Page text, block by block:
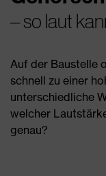
– so laut
Auf der Baustelle
schnell zu einer
unterschiedliche
welcher
genau?